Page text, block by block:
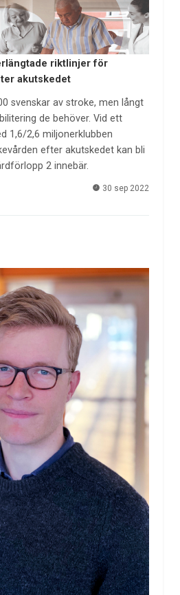
riktlinjer för
akutskedet
svenskar av stroke, men långt
de behöver. Vid ett
1,6/2,6 miljonerklubben
efter akutskedet kan bli
2 innebär.
30 sep 2022